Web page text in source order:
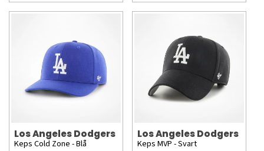
Los Angeles Dodgers
Keps Cold Zone - Blå
Los Angeles Dodgers
Keps MVP - Svart